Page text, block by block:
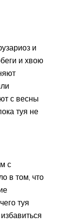
и
и хвою
с весны
туя не
с
в том, что
туя